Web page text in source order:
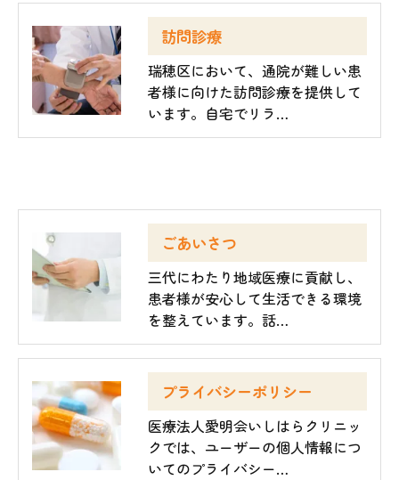
訪問診療
瑞穂区において、通院が難しい患
者様に向けた訪問診療を提供して
います。自宅でリラ…
ごあいさつ
三代にわたり地域医療に貢献し、
患者様が安心して生活できる環境
を整えています。話…
プライバシーポリシー
医療法人愛明会いしはらクリニッ
クでは、ユーザーの個人情報につ
いてのプライバシー…